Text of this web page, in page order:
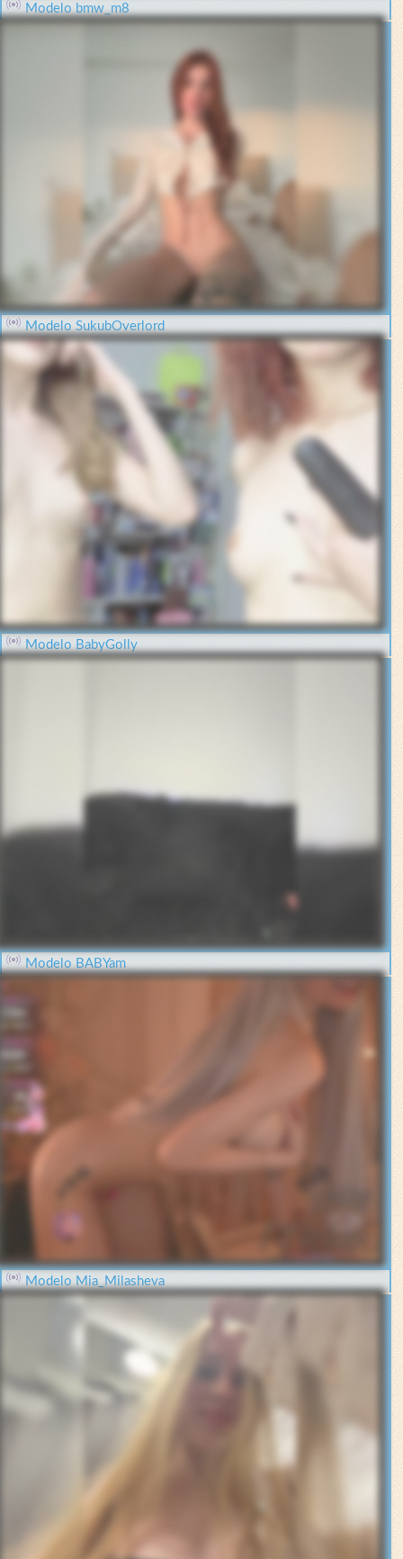
Modelo bmw_m8
Modelo SukubOverlord
Modelo BabyGolly
Modelo BABYam
Modelo Mia_Milasheva